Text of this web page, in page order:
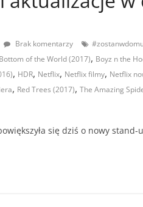
Brak komentarzy
Bottom of the World (2017), Boyz n the
, HDR, Netflix, Netflix filmy, Netflix
, Red Trees (2017), The Amazing
się dziś o nowy